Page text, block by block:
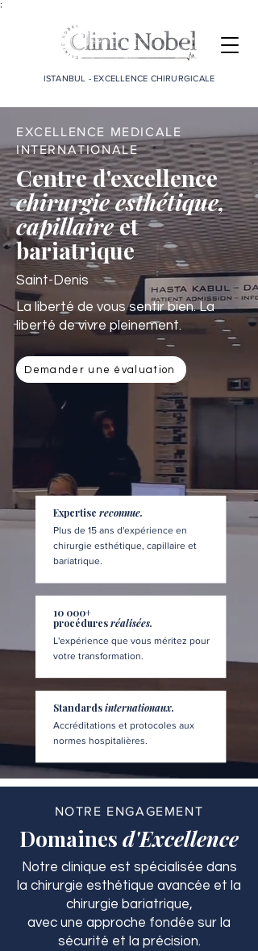
;
ISTANBUL - EXCELLENCE CHIRURGICALE
EXCELLENCE MEDICALE
INTERNATIONALE
Centre d'excellence
chirurgie esthétique,
capillaireet
bariatrique
Saint-Denis
La liberté de vous sentir bien. La
liberté de vivre pleinement.
Demander une évaluation
Expertise reconnue.
Plus de 15 ans d'expérience en
chirurgie esthétique, capillaire et
bariatrique.
10 000+
procéduresréalisées.
L'expérience que vous méritez pour
votre transformation.
Standardsinternationaux.
Accréditations et protocoles aux
normes hospitalières.
NOTRE ENGAGEMENT
Domaines d'Excellence
Notre clinique est spécialisée dans
la chirurgie esthétique avancée et la
chirurgie bariatrique,
avec une approche fondée sur la
sécurité et la précision.